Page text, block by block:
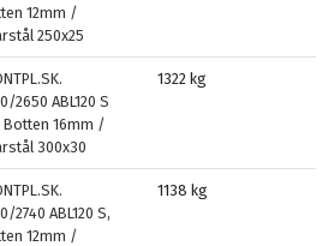
12mm /
250x25
2650 ABL120 S
Botten 16mm /
300x30
1322 kg
2740 ABL120 S,
12mm /
1138 kg